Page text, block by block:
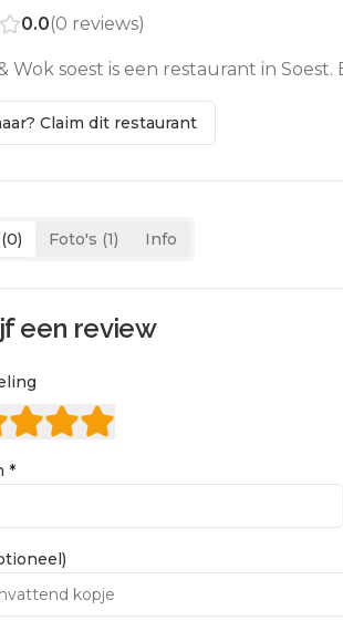
0.0(0 reviews)
Wok soest is een restaurant in
Claim dit restaurant
0) Foto's (1) Info
een review
*